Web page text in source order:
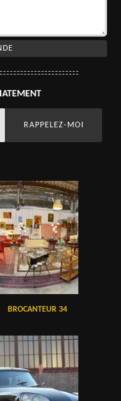
BROCANTEUR 34